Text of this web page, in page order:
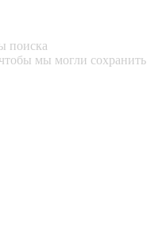
поиска
мы могли сохранить